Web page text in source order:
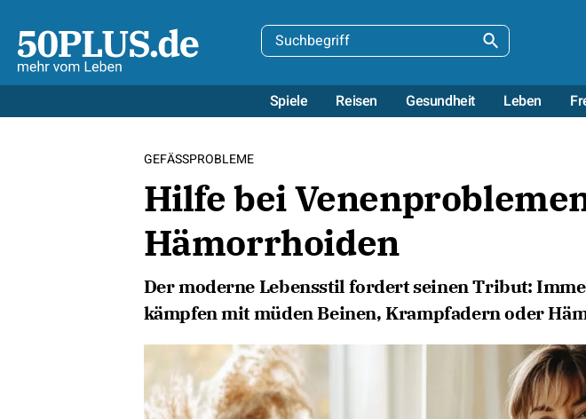
Spiele
Reisen Gesundheit Leben
GEFÄSSPROBLEME
Hilfe bei
Hämorrhoiden
Der moderne Lebensstil fordert seinen Tribut:
kämpfen mit müden Beinen, Krampfadern oder